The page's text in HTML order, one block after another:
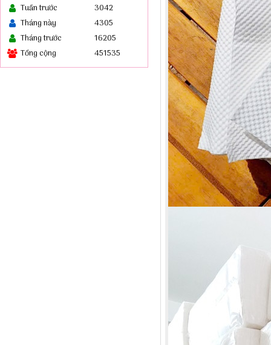
Tuần trước
3042
Tháng này
4305
Tháng trước
16205
Tổng cộng
451535